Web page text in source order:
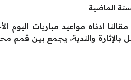
الماضية
والندية، يجمع بين قمم